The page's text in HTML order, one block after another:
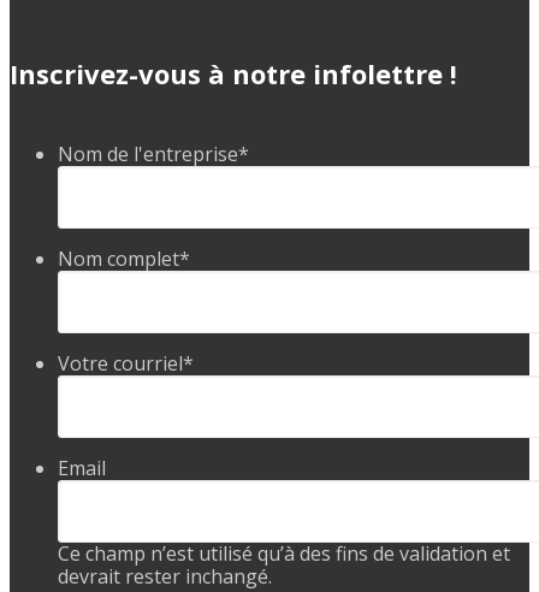
Inscrivez-vous à notre infolettre !
Nom de l'entreprise*
Nom complet*
Votre courriel*
Email
Ce champ n’est utilisé qu’à des fins de validation et
devrait rester inchangé.